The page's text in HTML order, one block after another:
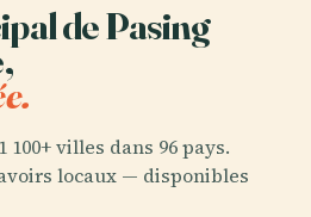
de Pasing
villes dans 96 pays.
locaux — disponibles